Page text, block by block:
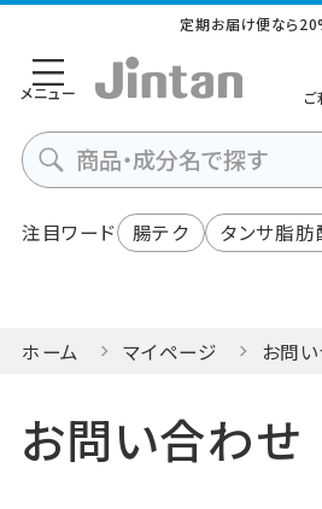
定期お届け便なら
メニュー ご
注目ワード 腸テク タンサ脂肪
ホーム マイページ お問
お問い合わせ